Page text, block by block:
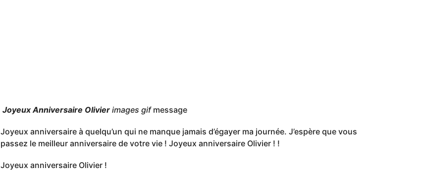
Joyeux Anniversaire Olivierimages gifmessage
Joyeux anniversaire à quelqu’un qui ne manque jamais d’égayer ma journée. J’espère que vous
passez le meilleur anniversaire de votre vie ! Joyeux anniversaire Olivier ! !
Joyeux anniversaire Olivier !